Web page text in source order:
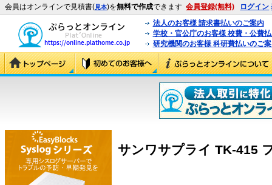
会員はオンラインで見積書(見本)を無料で作成できます 会員登録(無料) ログイン
法人のお客様 請求書払いのご案内
学校・官公庁のお客様 校費・公費
研究機関のお客様 科研費払いのご
サンワサプライ TK-415